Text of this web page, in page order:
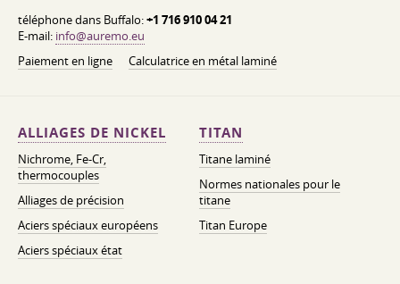
téléphone dans Buffalo:+1 716 910 04 21
E-mail: info@auremo.eu
Paiement en ligne
Calculatrice en métal laminé
ALLIAGES DE NICKEL
Nichrome, Fe-Cr,
thermocouples
Alliages de précision
Aciers spéciaux européens
Aciers spéciaux état
TITAN
Titane laminé
Normes nationales pour le
titane
Titan Europe